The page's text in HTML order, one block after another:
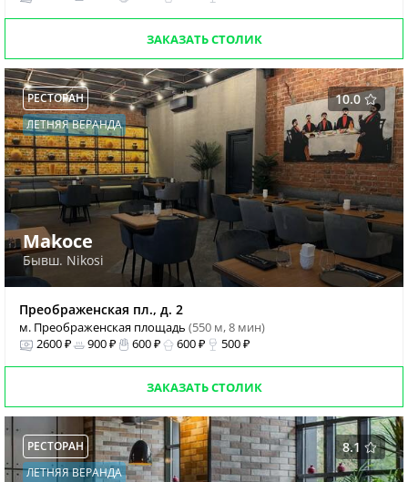
ЗАКАЗАТЬ СТОЛИК
10.0
РЕСТОРАН
ЛЕТНЯЯ ВЕРАНДА
Makoce
Бывш. Nikosi
Преображенская пл., д. 2
м. Преображенская площадь (550 м, 8 мин)
2600 ₽
900 ₽ 600 ₽ 600 ₽ 500 ₽
ЗАКАЗАТЬ СТОЛИК
8.1
РЕСТОРАН
ЛЕТНЯЯ ВЕРАНДА